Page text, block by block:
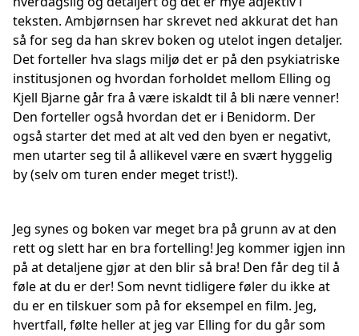
teksten. Ambjørnsen har skrevet ned akkurat det han
så for seg da han skrev boken og utelot ingen detaljer.
Det forteller hva slags miljø det er på den psykiatriske
institusjonen og hvordan forholdet mellom Elling og
Kjell Bjarne går fra å være iskaldt til å bli nære venner!
Den forteller også hvordan det er i Benidorm. Der
også starter det med at alt ved den byen er negativt,
men utarter seg til å allikevel være en svært hyggelig
by (selv om turen ender meget trist!).
Jeg synes og boken var meget bra på grunn av at den
rett og slett har en bra fortelling! Jeg kommer igjen inn
på at detaljene gjør at den blir så bra! Den får deg til å
føle at du er der! Som nevnt tidligere føler du ikke at
du er en tilskuer som på for eksempel en film. Jeg,
hvertfall, følte heller at jeg var Elling for du går som